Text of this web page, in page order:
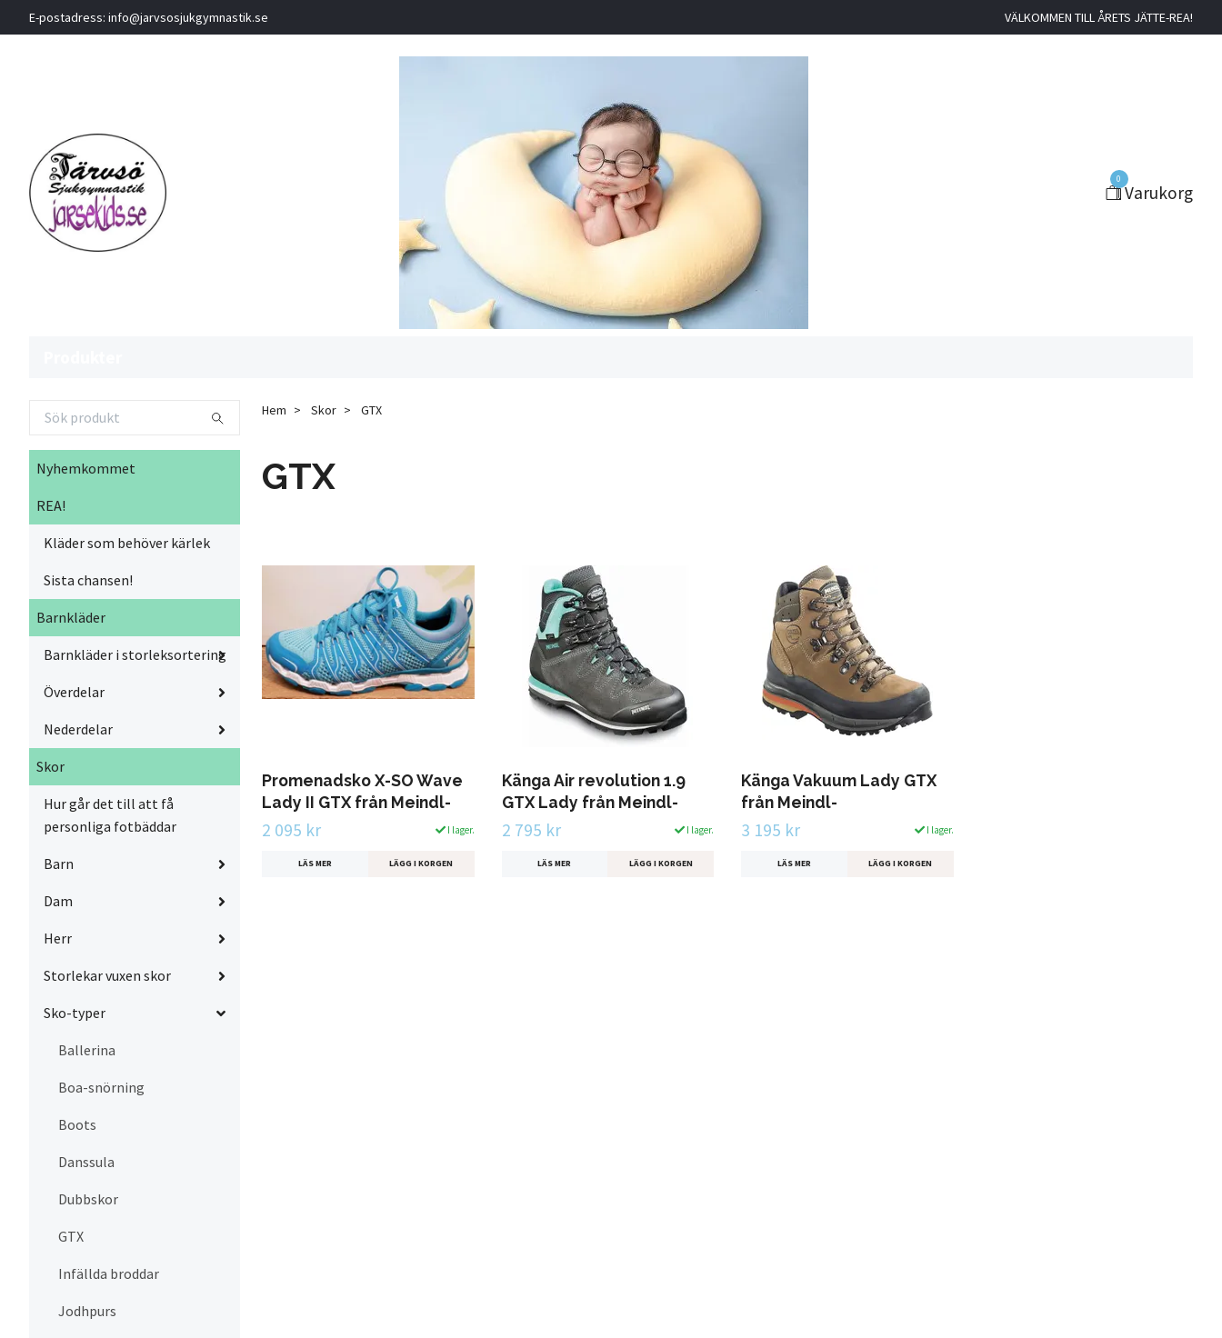
E-postadress: info@jarvsosjukgymnastik.se VÄLKOMMEN TILL ÅRETS JÄTTE-REA!
0
Varukorg
Nyhemkommet
REA!
Kläder som behöver kärlek
Sista chansen!
Barnkläder
Barnkläder i storleksortering
Överdelar
Nederdelar
Skor
Hur går det till att få
personliga fotbäddar
Barn
Dam
Herr
Storlekar vuxen skor
Sko-typer
Ballerina
Boa-snörning
Boots
Danssula
Dubbskor
GTX
Infällda broddar
Jodhpurs
Hem Skor GTX
GTX
Promenadsko X-SO Wave
Lady II GTX från Meindl-
2 095 kr I lager.
LÄS MER LÄGG I KORGEN
Känga Air revolution 1.9
GTX Lady från Meindl-
2 795 kr I lager.
LÄS MER LÄGG I KORGEN
Känga Vakuum Lady GTX
från Meindl-
3 195 kr I lager.
LÄS MER LÄGG I KORGEN